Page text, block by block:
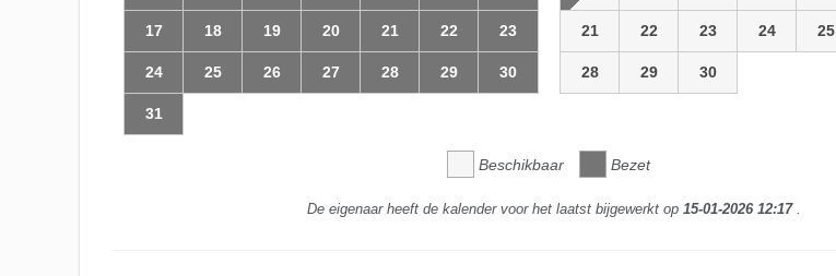
17 18 19 20 21 22 23
24 25 26 27 28 29 30
31
21 22 23 24 25
28 29 30
Beschikbaar Bezet
De eigenaar heeft de kalender voor het laatst bijgewerkt op 15-01-2026 12:17 .